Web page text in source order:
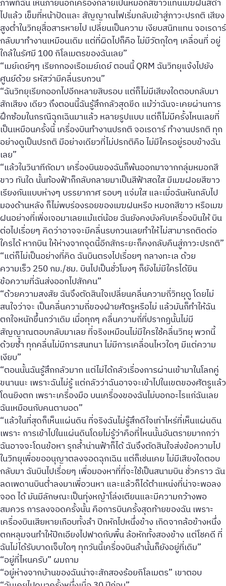
ภาพที่ฉัน เห็นภายนอกเครื่องกลายเป็นหมอกสีขาวแทนเมฆฝนสีดำ
ไปแล้ว เข็มที่หน้าปัดและ สัญญาณไฟเริ่มกลับเข้าสู่ภาวะปรกติ เสียง
สูงต่ำในวิทยุสื่อสารหายไป เปลี่ยนเป็นความ เงียบสนิทแทน จอเรดาร์
กลับมาทำงานเหมือนเดิม แต่ที่ผิดไปก็คือ ไม่มีวัตถุใดๆ เคลื่อนที่ อยู่
ใกล้ในรัศมี 100 กิโลเมตรของฉันเลย”
“เมย์เดย์ๆๆ เรียกกองเรือเมย์เดย์ ตอนนี้ QRM ฉันวิทยุแจ้งไปยัง
ศูนย์ด้วย รหัสว่ามีคลื่นรบกวน”
“ฉันวิทยุเรียกออกไปอีกหลายสิบรอบ แต่ก็ไม่มีเสียงใดตอบกลับมา
สักเสียง เดียว ถึงตอนนี้ฉันรู้สึกกลัวสุดขีด แม้ว่าฉันจะเคยผ่านการ
ฝึกซ้อมในกรณีฉุกเฉินมาแล้ว หลายรูปแบบ แต่ก็ไม่มีครั้งไหนเลยที่
เป็นเหมือนครั้งนี้ เครื่องบินทำงานปรกติ จอเรดาร์ ทำงานปรกติ ทุก
อย่างดูเป็นปรกติ มีอย่างเดียวที่ไม่ปรกติคือ ไม่มีใครอยู่รอบข้างฉัน
เลย”
“แล้วในวินาทีถัดมา เครื่องบินของฉันก็พ้นออกมาจากกลุ่มหมอกสี
ขาว ทันใด นั้นท้องฟ้าก็กลับกลายมาเป็นสีฟ้าสดใส มีเมฆฝอยสีขาว
เรียงกันแบบห่างๆ บรรยากาศ รอบๆ แจ่มใส และเมื่อฉันหันกลับไป
มองด้านหลัง ก็ไม่พบร่องรอยของเมฆฝนหรือ หมอกสีขาว หรือเมฆ
ฝนอย่างที่เพิ่งเจอมาเลยแม้แต่น้อย ฉันยังคงบังคับเครื่องบินให้ บิน
ต่อไปเรื่อยๆ คิดว่าอาจจะมีคลื่นรบกวนเลยทำให้ไม่สามารถติดต่อ
ใครได้ หากบิน ให้ห่างจากจุดนี้อีกสักระยะก็คงกลับคืนสู่ภาวะปรกติ”
“แต่ก็ไม่เป็นอย่างที่คิด ฉันบินตรงไปเรื่อยๆ กลางทะเล ด้วย
ความเร็ว 250 กม./ชม. บินไปเป็นชั่วโมงๆ ก็ยังไม่มีใครได้ยิน
ข้อความที่ฉันส่งออกไปสักคน”
“ด้วยความสงสัย ฉันจึงตัดสินใจเปลี่ยนคลื่นความถี่วิทยุดู โดยไม่
สนใจว่าจะ เป็นคลื่นความถี่ของฝ่ายศัตรูหรือไม่ แล้วมันก็ทำให้ฉัน
ตกใจหนักขึ้นกว่าเดิม เมื่อทุกๆ คลื่นความถี่ที่ปรากฏนั้นไม่มี
สัญญาณตอบกลับมาเลย ที่จริงเหมือนไม่มีใครใช้คลื่นวิทยุ พวกนี้
ด้วยซ้ำ ทุกคลื่นไม่มีการสนทนา ไม่มีการเคลื่อนไหวใดๆ มีแต่ความ
เงียบ”
“ตอนนั้นฉันรู้สึกกลัวมาก แต่ไม่ได้กลัวเรื่องการผ่านเข้ามาในโลกคู่
ขนานนะ เพราะฉันไม่รู้ แต่กลัวว่าฉันอาจจะเข้าไปในเขตของศัตรูแล้ว
โดนยิงตก เพราะเครื่องมือ บนเครื่องของฉันไม่บอกอะไรแก่ฉันเลย
ฉันเหมือนกับคนตาบอด”
“แล้วในที่สุดก็เห็นแผ่นดิน ที่จริงฉันไม่รู้สึกดีใจเท่าไหร่ที่เห็นแผ่นดิน
เพราะ การเข้าไปในแผ่นดินโดยไม่รู้ว่าคือที่ไหนนั้นอันตรายมากกว่า
ฉันอาจจะโดนข้อหา รุกล้ำน่านฟ้าก็ได้ ฉันจึงตัดสินใจส่งข้อความไป
ในวิทยุเพื่อขออนุญาตลงจอดฉุกเฉิน แต่ก็เช่นเคย ไม่มีเสียงใดตอบ
กลับมา ฉันบินไปเรื่อยๆ เพื่อมองหาที่ที่จะใช้เป็นสนามบิน ชั่วคราว ฉัน
ลดเพดานบินต่ำลงมาเพื่อวนหา และแล้วก็ได้ตำแหน่งที่น่าจะพอลง
จอด ได้ มันมีลักษณะเป็นทุ่งหญ้าโล่งเตียนและมีความกว้างพอ
สมควร การลงจอดครั้งนั้น คือการบินครั้งสุดท้ายของฉัน เพราะ
เครื่องบินเสียหายเกือบทั้งลำ ปีกหักไปหนึ่งข้าง เกิดจากล้อข้างหนึ่ง
ตกหลุมจนทำให้ปีกเอียงไปฟาดกับพื้น ล้อหักทั้งสองข้าง แต่โชคดี ที่
ฉันไม่ได้รับบาดเจ็บใดๆ ทุกวันนี้เครื่องบินลำนั้นก็ยังอยู่ที่เดิม”
“อยู่ที่ไหนครับ” ผมถาม
“อยู่ห่างจากบ้านของฉันน่าจะสักสองร้อยกิโลเมตร” เขาตอบ